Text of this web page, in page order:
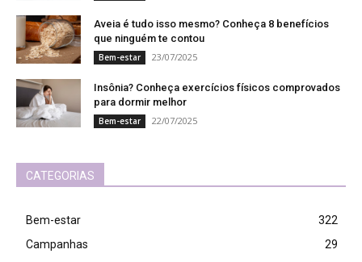
Aveia é tudo isso mesmo? Conheça 8 benefícios
que ninguém te contou
Bem-estar 23/07/2025
Insônia? Conheça exercícios físicos comprovados
para dormir melhor
Bem-estar 22/07/2025
CATEGORIAS
Bem-estar
322
Campanhas
29